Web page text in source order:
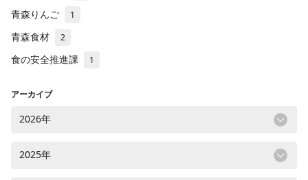
青森りんご 1
青森食材 2
食の安全推進課 1
アーカイブ
2026年
2025年